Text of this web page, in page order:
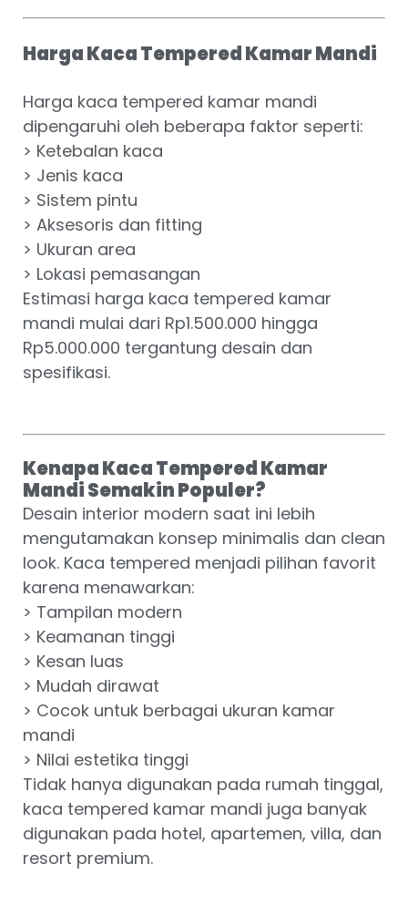
Harga Kaca Tempered Kamar Mandi
Harga kaca tempered kamar mandi
dipengaruhi oleh beberapa faktor seperti:
> Ketebalan kaca
> Jenis kaca
> Sistem pintu
> Aksesoris dan fitting
> Ukuran area
> Lokasi pemasangan
Estimasi harga kaca tempered kamar
mandi mulai dari Rp1.500.000 hingga
Rp5.000.000 tergantung desain dan
spesifikasi.
Kenapa Kaca Tempered Kamar
Mandi Semakin Populer?
Desain interior modern saat ini lebih
mengutamakan konsep minimalis dan clean
look. Kaca tempered menjadi pilihan favorit
karena menawarkan:
> Tampilan modern
> Keamanan tinggi
> Kesan luas
> Mudah dirawat
> Cocok untuk berbagai ukuran kamar
mandi
> Nilai estetika tinggi
Tidak hanya digunakan pada rumah tinggal,
kaca tempered kamar mandi juga banyak
digunakan pada hotel, apartemen, villa, dan
resort premium.